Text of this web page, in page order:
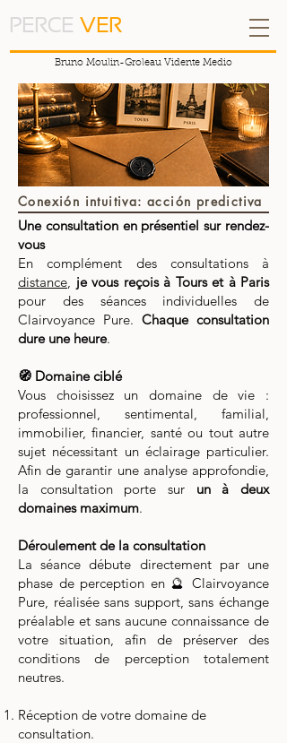
Bruno Moulin-Groleau Vidente Medio
PERCE VER
Conexión intuitiva: acción predictiva
Une consultation en présentiel sur rendez-
vous
En complément des consultations à
distance, je vous reçois à Tours et à Paris
pour des séances individuelles de
Clairvoyance Pure. Chaque consultation
dure une heure.
🧭 Domaine ciblé
Vous choisissez un domaine de vie :
professionnel, sentimental, familial,
immobilier, financier, santé ou tout autre
sujet nécessitant un éclairage particulier.
Afin de garantir une analyse approfondie,
la consultation porte sur un à deux
domaines maximum.
Déroulement de la consultation
La séance débute directement par une
phase de perception en 🔮 Clairvoyance
Pure, réalisée sans support, sans échange
préalable et sans aucune connaissance de
votre situation, afin de préserver des
conditions de perception totalement
neutres.
Réception de votre domaine de
consultation.